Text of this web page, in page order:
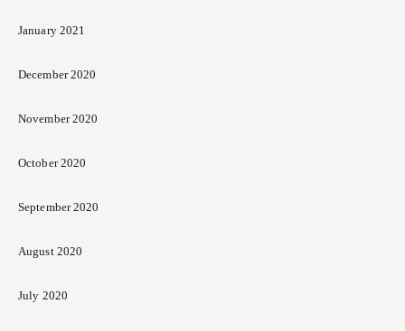
January 2021
December 2020
November 2020
October 2020
September 2020
August 2020
July 2020